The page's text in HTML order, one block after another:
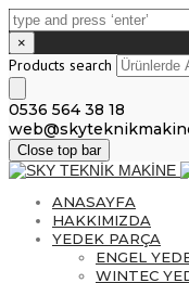
×
Products search
0536 564 38 18
Close top bar
ANASAYFA
HAKKIMIZDA
YEDEK PARÇA
ENGEL
WINTEC